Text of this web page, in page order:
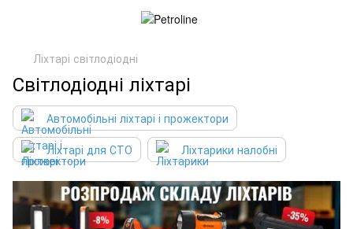
Ліхтарі світлодіодні
Світлодіодні ліхтарі
Автомобільні ліхтарі і прожектори
Ліхтарі для СТО
Ліхтарики налобні